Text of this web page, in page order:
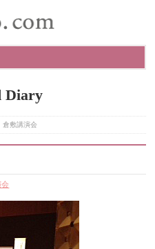
Diary
倉敷講演会